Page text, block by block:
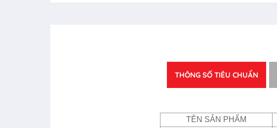
THÔNG SỐ TIÊU CHUẨN
TÊN SẢN PHẨM